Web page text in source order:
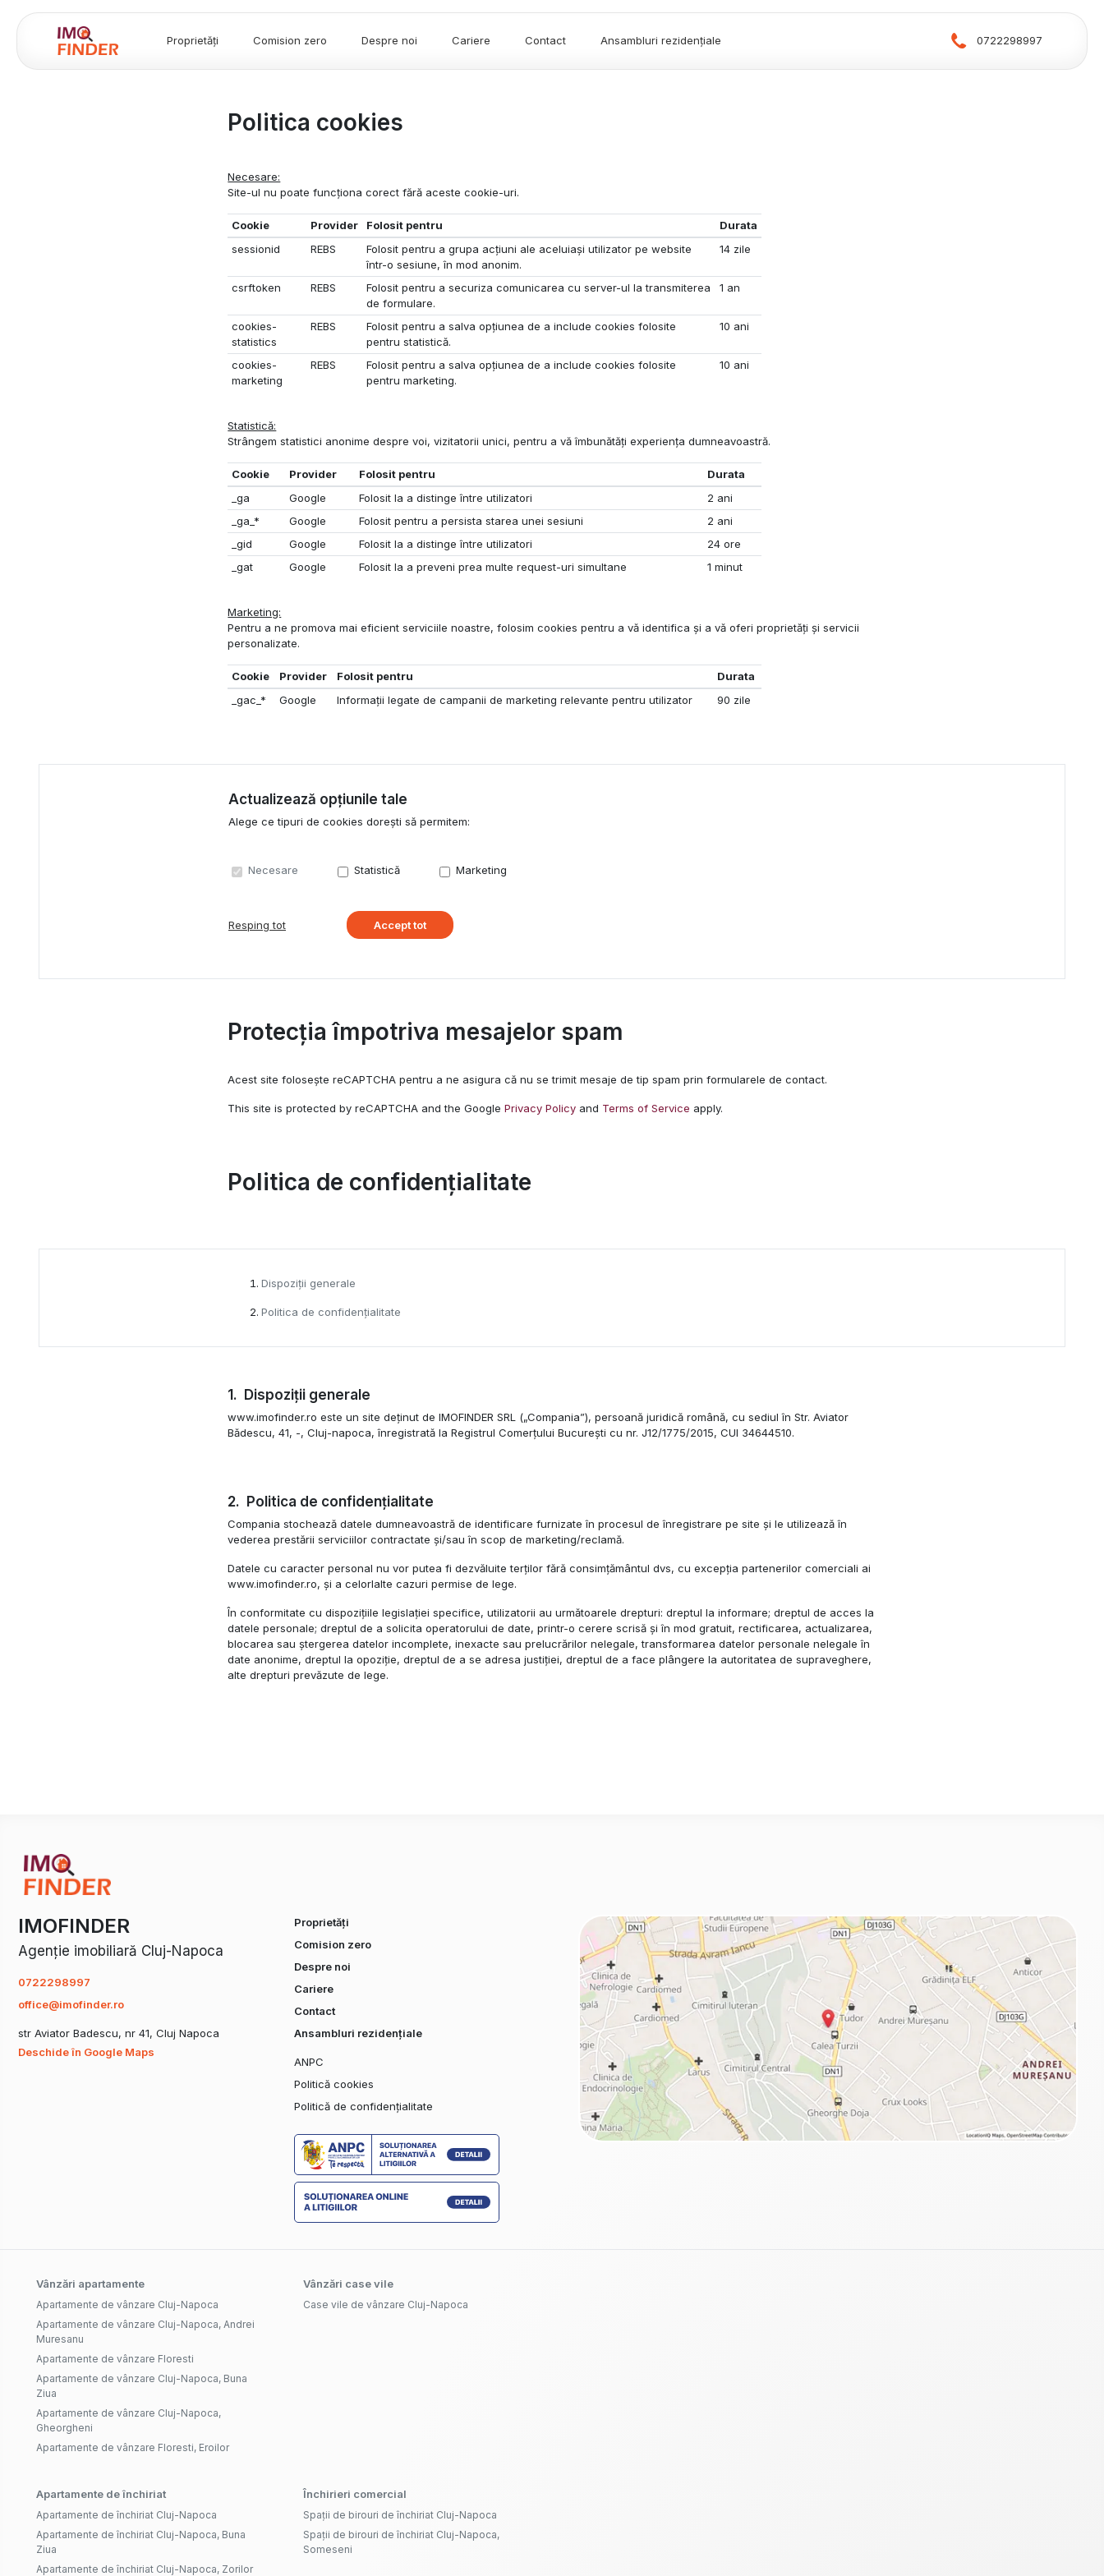
Proprietăți Comision zero Despre noi Cariere Contact Ansambluri rezidențiale 0722298997
Politica cookies
Necesare:
Site-ul nu poate funcționa corect fără aceste cookie-uri.
Cookie Provider Folosit pentru
Durata
sessionid
REBS
Folosit pentru a grupa acțiuni ale aceluiași utilizator pe website
într-o sesiune, în mod anonim.
14 zile
csrftoken REBS
Folosit pentru a securiza comunicarea cu server-ul la transmiterea
de formulare.
1 an
cookies-
statistics
REBS
Folosit pentru a salva opțiunea de a include cookies folosite
pentru statistică.
10 ani
cookies-
marketing
REBS
Folosit pentru a salva opțiunea de a include cookies folosite
pentru marketing.
10 ani
Statistică:
Strângem statistici anonime despre voi, vizitatorii unici, pentru a vă îmbunătăți experiența dumneavoastră.
Cookie Provider Folosit pentru
Durata
_ga
Google Folosit la a distinge între utilizatori
2 ani
_ga_*
Google Folosit pentru a persista starea unei sesiuni
2 ani
_gid
Google Folosit la a distinge între utilizatori
24 ore
_gat
Google Folosit la a preveni prea multe request-uri simultane 1 minut
Marketing:
Pentru a ne promova mai eficient serviciile noastre, folosim cookies pentru a vă identifica și a vă oferi proprietăți și servicii
personalizate.
Cookie Provider Folosit pentru
Durata
_gac_*
Google Informații legate de campanii de marketing relevante pentru utilizator 90 zile
Actualizează opțiunile tale
Alege ce tipuri de cookies dorești să permitem:
Necesare Statistică Marketing
Resping tot Accept tot
Protecția împotriva mesajelor spam
Acest site folosește reCAPTCHA pentru a ne asigura că nu se trimit mesaje de tip spam prin formularele de contact.
This site is protected by reCAPTCHA and the GooglePrivacy Policy and Terms of Service apply.
Politica de confidențialitate
Dispoziții generale
Politica de confidențialitate
Dispoziții generale
www.imofinder.ro este un site deținut de IMOFINDER SRL („Compania”), persoană juridică română, cu sediul în Str. Aviator
Bădescu, 41, -, Cluj-napoca, înregistrată la Registrul Comerțului București cu nr. J12/1775/2015, CUI 34644510.
Politica de confidențialitate
Compania stochează datele dumneavoastră de identificare furnizate în procesul de înregistrare pe site și le utilizează în
vederea prestării serviciilor contractate și/sau în scop de marketing/reclamă.
Datele cu caracter personal nu vor putea fi dezvăluite terților fără consimțământul dvs, cu excepția partenerilor comerciali ai
www.imofinder.ro, și a celorlalte cazuri permise de lege.
În conformitate cu dispozițiile legislației specifice, utilizatorii au următoarele drepturi: dreptul la informare; dreptul de acces la
datele personale; dreptul de a solicita operatorului de date, printr-o cerere scrisă și în mod gratuit, rectificarea, actualizarea,
blocarea sau ștergerea datelor incomplete, inexacte sau prelucrărilor nelegale, transformarea datelor personale nelegale în
date anonime, dreptul la opoziție, dreptul de a se adresa justiției, dreptul de a face plângere la autoritatea de supraveghere,
alte drepturi prevăzute de lege.
IMOFINDER
Agenție imobiliară Cluj-Napoca
0722298997
office@imofinder.ro
str Aviator Badescu, nr 41, Cluj Napoca
Deschide în Google Maps
Proprietăți
Comision zero
Despre noi
Cariere
Contact
Ansambluri rezidențiale
ANPC
Politică cookies
Politică de confidențialitate
Vânzări apartamente
Apartamente de vânzare Cluj-Napoca
Apartamente de vânzare Cluj-Napoca, Andrei
Muresanu
Apartamente de vânzare Floresti
Apartamente de vânzare Cluj-Napoca, Buna
Ziua
Apartamente de vânzare Cluj-Napoca,
Gheorgheni
Apartamente de vânzare Floresti, Eroilor
Vânzări case vile
Case vile de vânzare Cluj-Napoca
Apartamente de închiriat
Apartamente de închiriat Cluj-Napoca
Apartamente de închiriat Cluj-Napoca, Buna
Ziua
Apartamente de închiriat Cluj-Napoca, Zorilor
Închirieri comercial
Spații de birouri de închiriat Cluj-Napoca
Spații de birouri de închiriat Cluj-Napoca,
Someseni